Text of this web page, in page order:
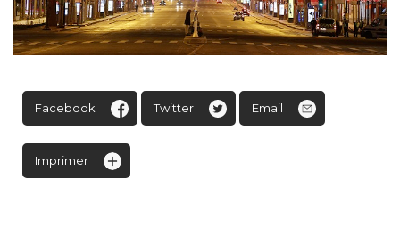
Facebook Twitter Email
Imprimer